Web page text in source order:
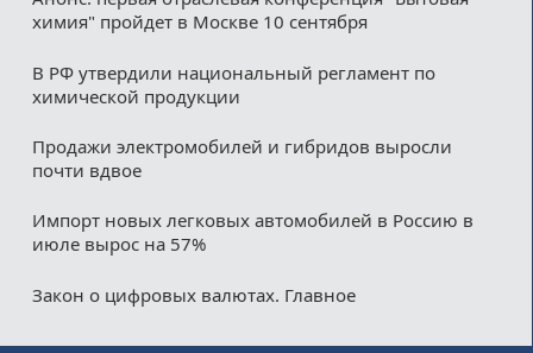
химия" пройдет в Москве 10 сентября
В РФ утвердили национальный регламент по
химической продукции
Продажи электромобилей и гибридов выросли
почти вдвое
Импорт новых легковых автомобилей в Россию в
июле вырос на 57%
Закон о цифровых валютах. Главное